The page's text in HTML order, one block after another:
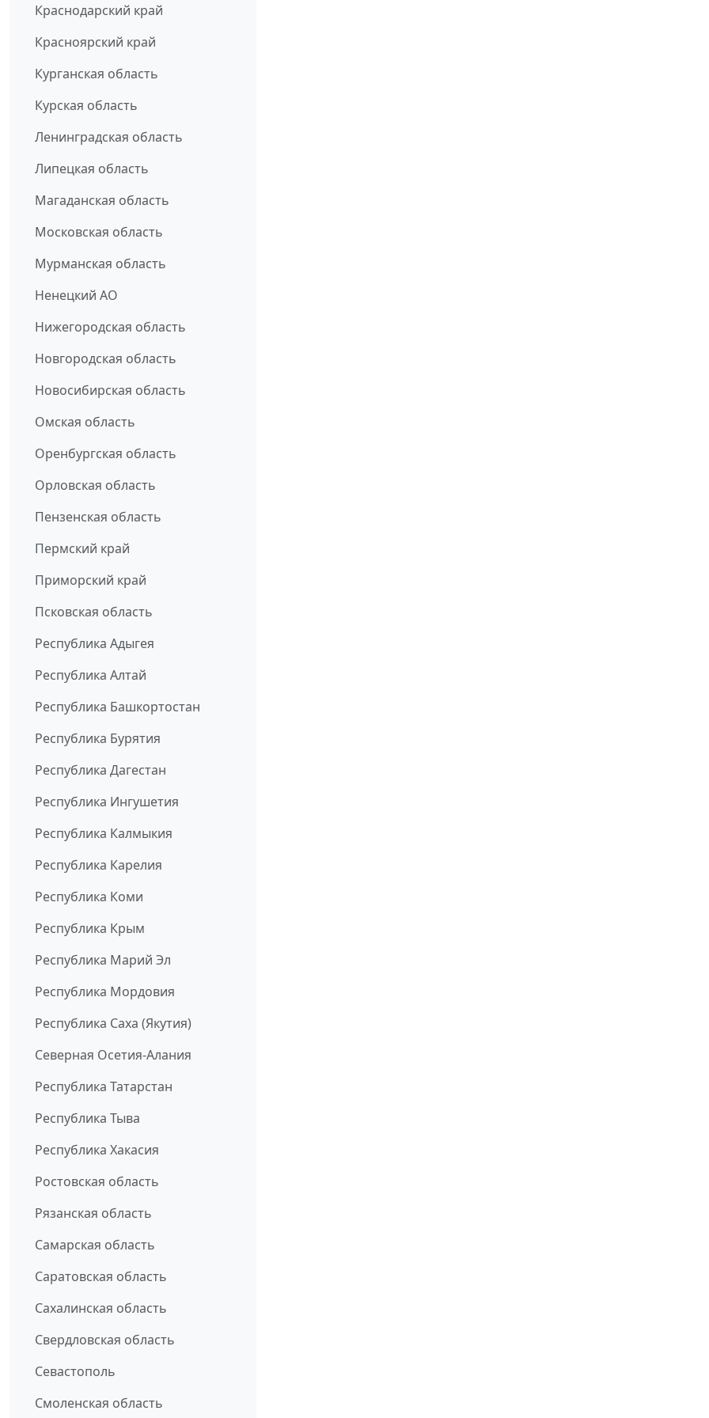
Краснодарский край
Красноярский край
Курганская область
Курская область
Ленинградская область
Липецкая область
Магаданская область
Московская область
Мурманская область
Ненецкий АО
Нижегородская область
Новгородская область
Новосибирская область
Омская область
Оренбургская область
Орловская область
Пензенская область
Пермский край
Приморский край
Псковская область
Республика Адыгея
Республика Алтай
Республика Башкортостан
Республика Бурятия
Республика Дагестан
Республика Ингушетия
Республика Калмыкия
Республика Карелия
Республика Коми
Республика Крым
Республика Марий Эл
Республика Мордовия
Республика Саха (Якутия)
Северная Осетия-Алания
Республика Татарстан
Республика Тыва
Республика Хакасия
Ростовская область
Рязанская область
Самарская область
Саратовская область
Сахалинская область
Свердловская область
Севастополь
Смоленская область